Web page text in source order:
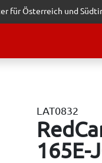
für Österreich und
LAT0832
165E-